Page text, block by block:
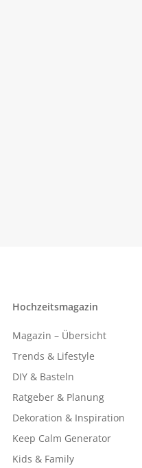
Hochzeitsmagazin
Magazin – Übersicht
Trends & Lifestyle
DIY & Basteln
Ratgeber & Planung
Dekoration & Inspiration
Keep Calm Generator
Kids & Family